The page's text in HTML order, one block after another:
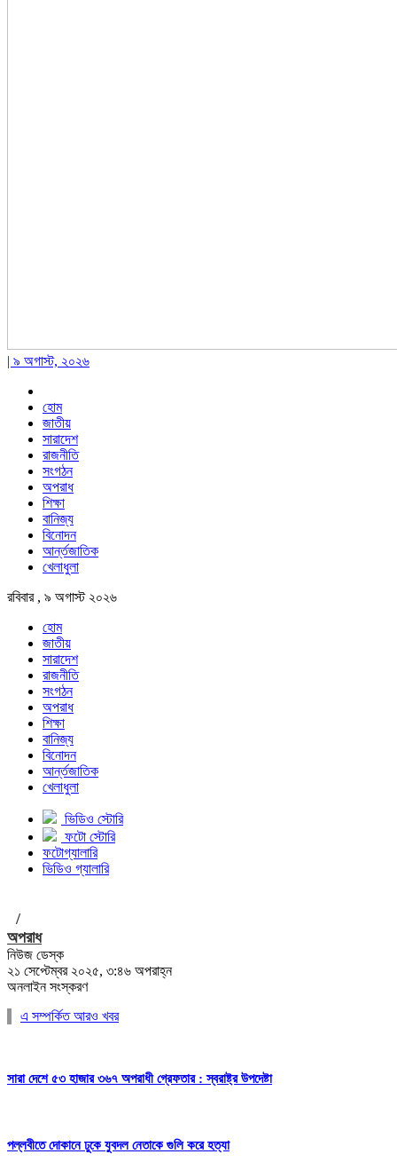
| ৯ অগাস্ট, ২০২৬
হোম
জাতীয়
সারাদেশ
রাজনীতি
সংগঠন
অপরাধ
শিক্ষা
বানিজ্য
বিনোদন
আর্ন্তজাতিক
খেলাধুলা
রবিবার , ৯ অগাস্ট ২০২৬
হোম
জাতীয়
সারাদেশ
রাজনীতি
সংগঠন
অপরাধ
শিক্ষা
বানিজ্য
বিনোদন
আর্ন্তজাতিক
খেলাধুলা
ভিডিও স্টোরি
ফটো স্টোরি
ফটোগ্যালারি
ভিডিও গ্যালারি
/
অপরাধ
নিউজ ডেস্ক
২১ সেপ্টেম্বর ২০২৫, ৩:৪৬ অপরাহ্ন
অনলাইন সংস্করণ
এ সম্পর্কিত আরও খবর
সারা দেশে ৫৩ হাজার ৩৬৭ অপরাধী গ্রেফতার : স্বরাষ্ট্র উপদেষ্টা
পল্লবীতে দোকানে ঢুকে যুবদল নেতাকে গুলি করে হত্যা